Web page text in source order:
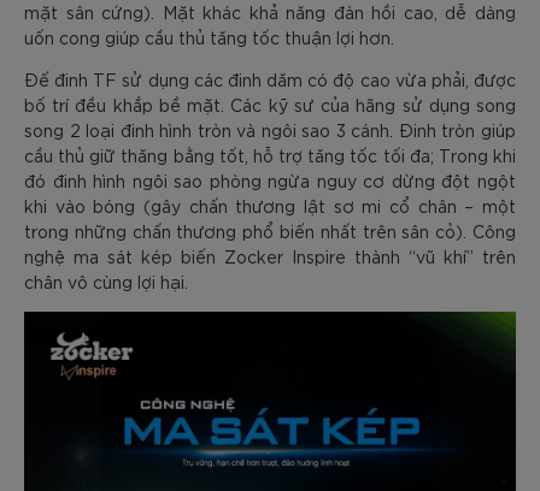
mặt sân cứng). Mặt khác khả năng đàn hồi cao, dễ dàng
uốn cong giúp cầu thủ tăng tốc thuận lợi hơn.
Đế đinh TF sử dụng các đinh dăm có độ cao vừa phải, được
bố trí đều khắp bề mặt. Các kỹ sư của hãng sử dụng song
song 2 loại đinh hình tròn và ngôi sao 3 cánh. Đinh tròn giúp
cầu thủ giữ thăng bằng tốt, hỗ trợ tăng tốc tối đa; Trong khi
đó đinh hình ngôi sao phòng ngừa nguy cơ dừng đột ngột
khi vào bóng (gây chấn thương lật sơ mi cổ chân – một
trong những chấn thương phổ biến nhất trên sân cỏ). Công
nghệ ma sát kép biến Zocker Inspire thành “vũ khí” trên
chân vô cùng lợi hại.